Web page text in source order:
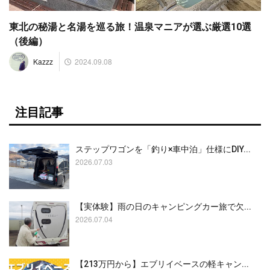
東北の秘湯と名湯を巡る旅！温泉マニアが選ぶ厳選10選
（後編）
Kazzz 2024.09.08
注目記事
ステップワゴンを「釣り×車中泊」仕様にDIY...
2026.07.03
【実体験】雨の日のキャンピングカー旅で欠...
2026.07.04
【213万円から】エブリイベースの軽キャン...